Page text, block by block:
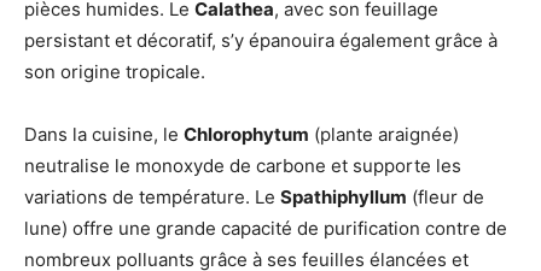
pièces humides. Le Calathea, avec son feuillage
persistant et décoratif, s’y épanouira également grâce à
son origine tropicale.
Dans la cuisine, le Chlorophytum (plante araignée)
neutralise le monoxyde de carbone et supporte les
variations de température. Le Spathiphyllum (fleur de
lune) offre une grande capacité de purification contre de
nombreux polluants grâce à ses feuilles élancées et